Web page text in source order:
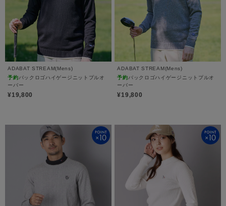
ADABAT STREAM(Mens)
予約バックロゴハイゲージニットプルオ
ーバー
¥19,800
ADABAT STREAM(Mens)
予約バックロゴハイゲージニットプルオ
ーバー
¥19,800